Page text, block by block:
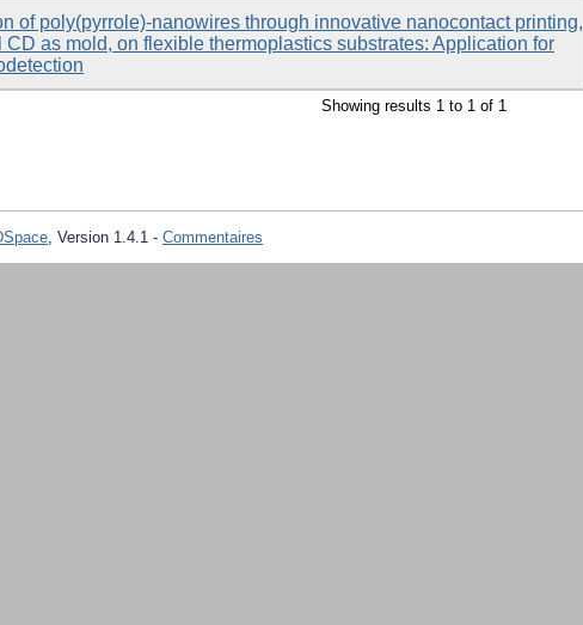
of poly(pyrrole)-nanowires through innovative nanocontact printing,
CD as mold, on flexible thermoplastics substrates: Application for
Showing results 1 to 1 of 1
, Version 1.4.1 - Commentaires